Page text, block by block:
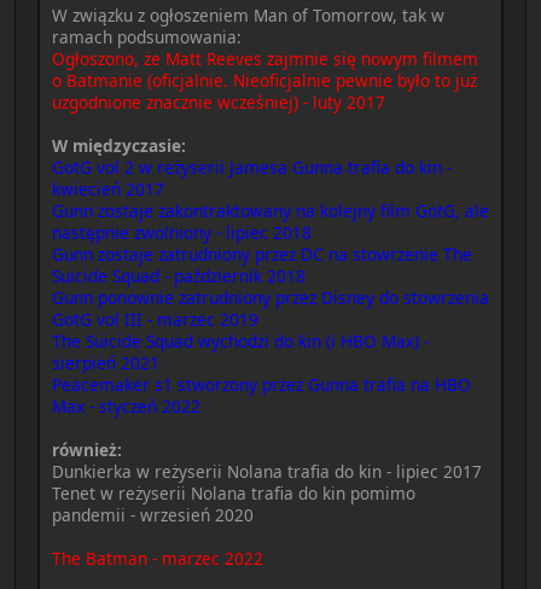
W związku z ogłoszeniem Man of Tomorrow, tak w
ramach podsumowania:
Ogłoszono, że Matt Reeves zajmnie się nowym filmem
o Batmanie (oficjalnie. Nieoficjalnie pewnie było to już
uzgodnione znacznie wcześniej) - luty 2017
W międzyczasie:
GotG vol 2 w reżyserii Jamesa Gunna trafia do kin -
kwiecień 2017
Gunn zostaje zakontraktowany na kolejny film GotG, ale
następnie zwolniony - lipiec 2018
Gunn zostaje zatrudniony przez DC na stowrzenie The
Suicide Squad - październik 2018
Gunn ponownie zatrudniony przez Disney do stowrzenia
GotG vol III - marzec 2019
The Suicide Squad wychodzi do kin (i HBO Max) -
sierpień 2021
Peacemaker s1 stworzony przez Gunna trafia na HBO
Max - styczeń 2022
również:
Dunkierka w reżyserii Nolana trafia do kin - lipiec 2017
Tenet w reżyserii Nolana trafia do kin pomimo
pandemii - wrzesień 2020
The Batman - marzec 2022